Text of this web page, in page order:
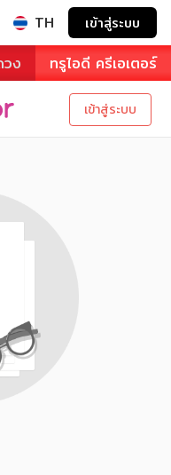
TH เข้าสู่ระบบ
ง ทรูไอดี ครีเอเตอร์
เข้าสู่ระบบ